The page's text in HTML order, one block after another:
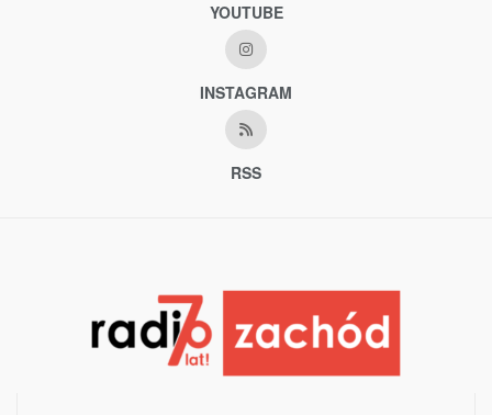
YOUTUBE
INSTAGRAM
RSS